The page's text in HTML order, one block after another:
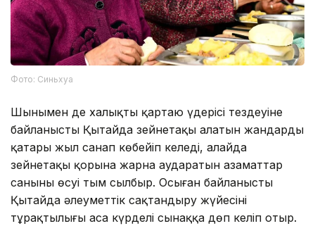
Фото: Синьхуа
Шынымен де халықтың қартаю үдерісі тездеуіне
байланысты Қытайда зейнетақы алатын жандардың
қатары жыл санап көбейіп келеді, алайда
зейнетақы қорына жарна аударатын азаматтар
санының өсуі тым сылбыр. Осыған байланысты
Қытайда әлеуметтік сақтандыру жүйесінің
тұрақтылығы аса күрделі сынаққа дөп келіп отыр.